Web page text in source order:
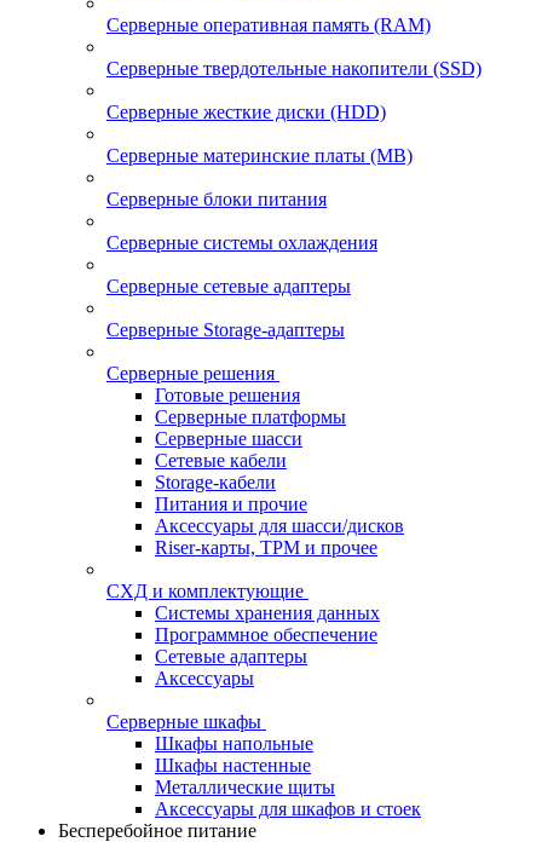
Серверные оперативная память (RAM)
Серверные твердотельные накопители (SSD)
Серверные жесткие диски (HDD)
Серверные материнские платы (MB)
Серверные блоки питания
Серверные системы охлаждения
Серверные сетевые адаптеры
Серверные Storage-адаптеры
Серверные решения
Готовые решения
Серверные платформы
Серверные шасси
Сетевые кабели
Storage-кабели
Питания и прочие
Аксессуары для шасси/дисков
Riser-карты, TPM и прочее
СХД и комплектующие
Системы хранения данных
Программное обеспечение
Сетевые адаптеры
Аксессуары
Серверные шкафы
Шкафы напольные
Шкафы настенные
Металлические щиты
Аксессуары для шкафов и стоек
Бесперебойное питание